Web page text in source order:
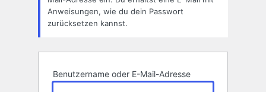
Anweisungen, wie du dein Passwort
zurücksetzen kannst.
Benutzername oder E-Mail-Adresse